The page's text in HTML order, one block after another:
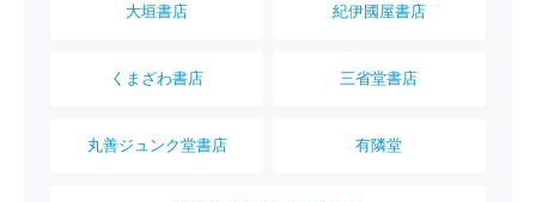
大垣書店 紀伊國屋書店
くまざわ書店 三省堂書店
丸善ジュンク堂書店 有隣堂